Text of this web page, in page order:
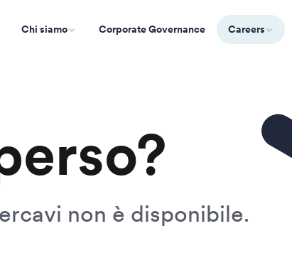
Chi siamo Corporate Governance Careers
non è disponibile.